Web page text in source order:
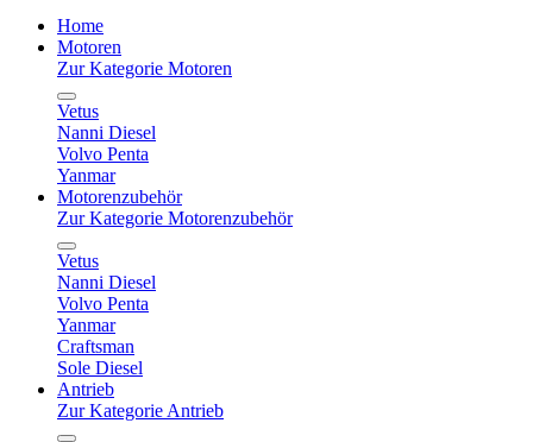
Home
Motoren
Zur Kategorie Motoren
Vetus
Nanni Diesel
Volvo Penta
Yanmar
Motorenzubehör
Zur Kategorie Motorenzubehör
Vetus
Nanni Diesel
Volvo Penta
Yanmar
Craftsman
Sole Diesel
Antrieb
Zur Kategorie Antrieb